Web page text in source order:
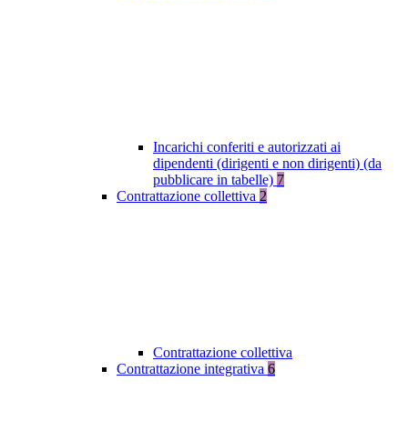
Incarichi conferiti e autorizzati ai
dipendenti (dirigenti e non dirigenti) (da
pubblicare in tabelle) 7
Contrattazione collettiva 2
Contrattazione collettiva
Contrattazione integrativa 6